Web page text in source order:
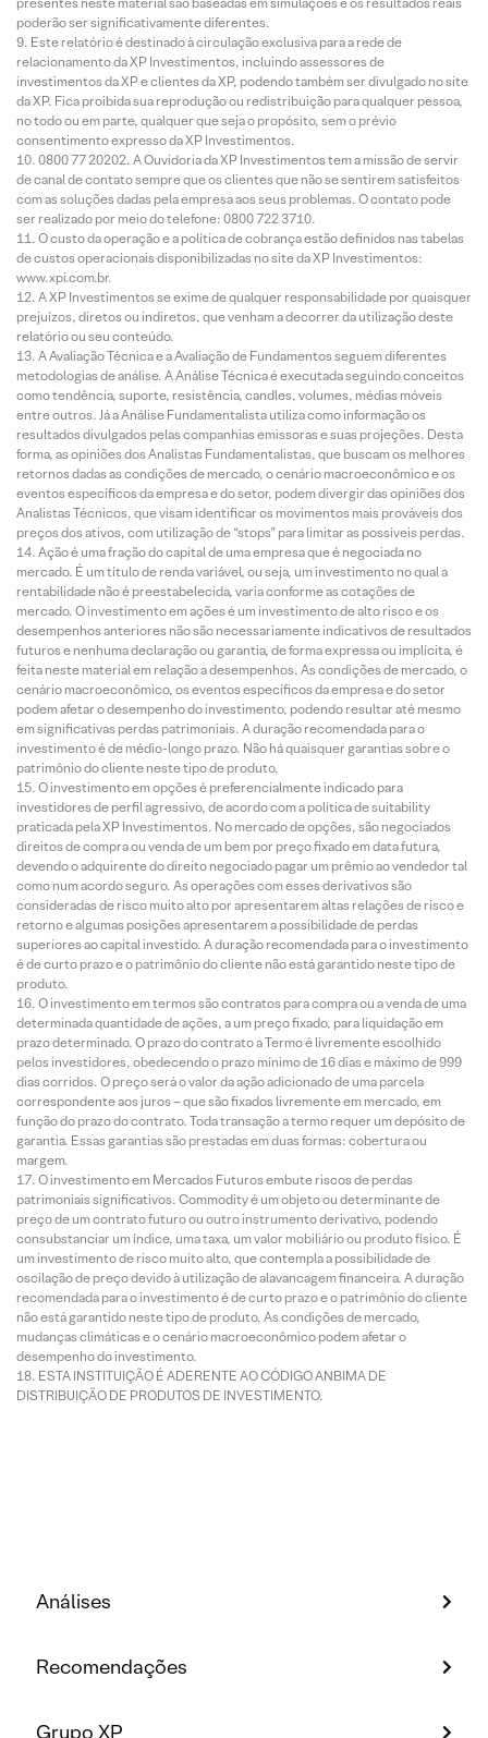
poderão ser significativamente diferentes.
Este relatório é destinado à circulação exclusiva para a rede de
relacionamento da XP Investimentos, incluindo assessores de
investimentos da XP e clientes da XP, podendo também ser divulgado no site
da XP. Fica proibida sua reprodução ou redistribuição para qualquer pessoa,
no todo ou em parte, qualquer que seja o propósito, sem o prévio
consentimento expresso da XP Investimentos.
0800 77 20202. A Ouvidoria da XP Investimentos tem a missão de servir
de canal de contato sempre que os clientes que não se sentirem satisfeitos
com as soluções dadas pela empresa aos seus problemas. O contato pode
ser realizado por meio do telefone: 0800 722 3710.
O custo da operação e a política de cobrança estão definidos nas tabelas
de custos operacionais disponibilizadas no site da XP Investimentos:
www.xpi.com.br.
A XP Investimentos se exime de qualquer responsabilidade por quaisquer
prejuízos, diretos ou indiretos, que venham a decorrer da utilização deste
relatório ou seu conteúdo.
A Avaliação Técnica e a Avaliação de Fundamentos seguem diferentes
metodologias de análise. A Análise Técnica é executada seguindo conceitos
como tendência, suporte, resistência, candles, volumes, médias móveis
entre outros. Já a Análise Fundamentalista utiliza como informação os
resultados divulgados pelas companhias emissoras e suas projeções. Desta
forma, as opiniões dos Analistas Fundamentalistas, que buscam os melhores
retornos dadas as condições de mercado, o cenário macroeconômico e os
eventos específicos da empresa e do setor, podem divergir das opiniões dos
Analistas Técnicos, que visam identificar os movimentos mais prováveis dos
preços dos ativos, com utilização de “stops” para limitar as possíveis perdas.
Ação é uma fração do capital de uma empresa que é negociada no
mercado. É um título de renda variável, ou seja, um investimento no qual a
rentabilidade não é preestabelecida, varia conforme as cotações de
mercado. O investimento em ações é um investimento de alto risco e os
desempenhos anteriores não são necessariamente indicativos de resultados
futuros e nenhuma declaração ou garantia, de forma expressa ou implícita, é
feita neste material em relação a desempenhos. As condições de mercado, o
cenário macroeconômico, os eventos específicos da empresa e do setor
podem afetar o desempenho do investimento, podendo resultar até mesmo
em significativas perdas patrimoniais. A duração recomendada para o
investimento é de médio-longo prazo. Não há quaisquer garantias sobre o
patrimônio do cliente neste tipo de produto.
O investimento em opções é preferencialmente indicado para
investidores de perfil agressivo, de acordo com a política de suitability
praticada pela XP Investimentos. No mercado de opções, são negociados
direitos de compra ou venda de um bem por preço fixado em data futura,
devendo o adquirente do direito negociado pagar um prêmio ao vendedor tal
como num acordo seguro. As operações com esses derivativos são
consideradas de risco muito alto por apresentarem altas relações de risco e
retorno e algumas posições apresentarem a possibilidade de perdas
superiores ao capital investido. A duração recomendada para o investimento
é de curto prazo e o patrimônio do cliente não está garantido neste tipo de
produto.
O investimento em termos são contratos para compra ou a venda de uma
determinada quantidade de ações, a um preço fixado, para liquidação em
prazo determinado. O prazo do contrato a Termo é livremente escolhido
pelos investidores, obedecendo o prazo mínimo de 16 dias e máximo de 999
dias corridos. O preço será o valor da ação adicionado de uma parcela
correspondente aos juros – que são fixados livremente em mercado, em
função do prazo do contrato. Toda transação a termo requer um depósito de
garantia. Essas garantias são prestadas em duas formas: cobertura ou
margem.
O investimento em Mercados Futuros embute riscos de perdas
patrimoniais significativos. Commodity é um objeto ou determinante de
preço de um contrato futuro ou outro instrumento derivativo, podendo
consubstanciar um índice, uma taxa, um valor mobiliário ou produto físico. É
um investimento de risco muito alto, que contempla a possibilidade de
oscilação de preço devido à utilização de alavancagem financeira. A duração
recomendada para o investimento é de curto prazo e o patrimônio do cliente
não está garantido neste tipo de produto. As condições de mercado,
mudanças climáticas e o cenário macroeconômico podem afetar o
desempenho do investimento.
ESTA INSTITUIÇÃO É ADERENTE AO CÓDIGO ANBIMA DE
DISTRIBUIÇÃO DE PRODUTOS DE INVESTIMENTO.
Análises
Recomendações
Grupo XP